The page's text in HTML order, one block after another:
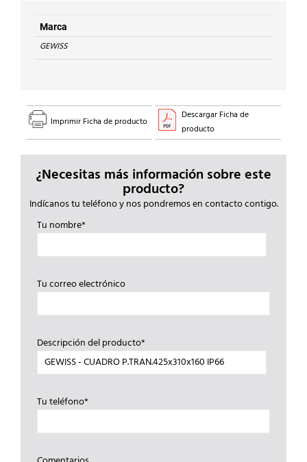
Marca
GEWISS
Imprimir Ficha de producto
Descargar Ficha de
producto
¿Necesitas más información sobre este
producto?
Indícanos tu teléfono y nos pondremos en contacto contigo.
Tu nombre*
Tu correo electrónico
Descripción del producto*
Tu teléfono*